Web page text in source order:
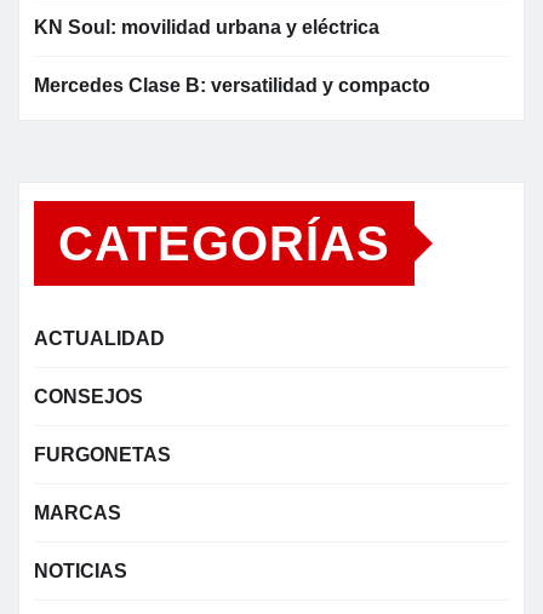
KN Soul: movilidad urbana y eléctrica
Mercedes Clase B: versatilidad y compacto
CATEGORÍAS
ACTUALIDAD
CONSEJOS
FURGONETAS
MARCAS
NOTICIAS